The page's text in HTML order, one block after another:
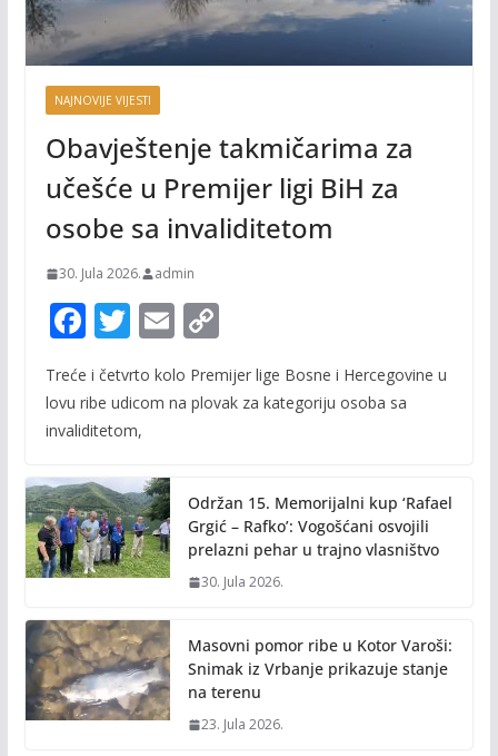
NAJNOVIJE VIJESTI
Obavještenje takmičarima za
učešće u Premijer ligi BiH za
osobe sa invaliditetom
30. Jula 2026. admin
F
ac
e
b
o
k
T
w
itt
er
E
m
ai
C
p
n
k
Treće i četvrto kolo Premijer lige Bosne i Hercegovine u
lovu ribe udicom na plovak za kategoriju osoba sa
invaliditetom,
Održan 15. Memorijalni kup ‘Rafael
Grgić – Rafko’: Vogošćani osvojili
prelazni pehar u trajno vlasništvo
30. Jula 2026.
Masovni pomor ribe u Kotor Varoši:
Snimak iz Vrbanje prikazuje stanje
na terenu
23. Jula 2026.